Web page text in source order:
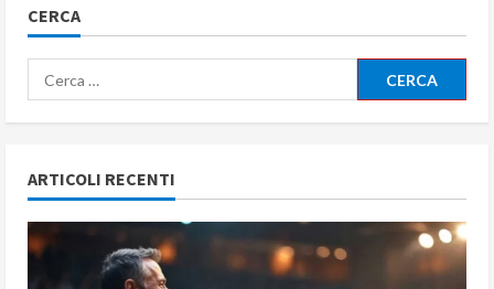
CERCA
Ricerca
per:
ARTICOLI RECENTI